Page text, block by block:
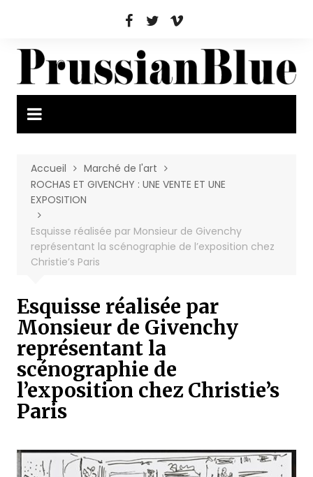
Accueil
Marché de l'art
ROCHAS ET GIVENCHY : UNE VENTE ET UNE
EXPOSITION
Esquisse réalisée par Monsieur de Givenchy
représentant la scénographie de l’exposition chez
Christie’s Paris
Esquisse réalisée par
Monsieur de Givenchy
représentant la
scénographie de
l’exposition chez Christie’s
Paris